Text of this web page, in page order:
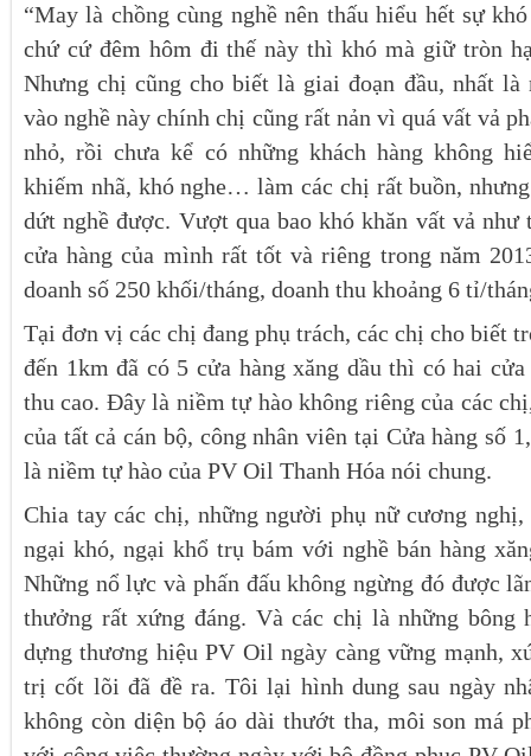
“May là chồng cùng nghề nên thấu hiểu hết sự
chứ cứ đêm hôm đi thế này thì khó mà giữ tròn
Nhưng chị cũng cho biết là giai đoạn đầu, nhất là
vào nghề này chính chị cũng rất nản vì quá vất vả
nhỏ, rồi chưa kể có những khách hàng không
khiếm nhã, khó nghe… làm các chị rất buồn,
dứt nghề được. Vượt qua bao khó khăn vất vả như
cửa hàng của mình rất tốt và riêng trong năm
doanh số 250 khối/tháng, doanh thu khoảng 6 tỉ/
Tại đơn vị các chị đang phụ trách, các chị cho biết
đến 1km đã có 5 cửa hàng xăng dầu thì có hai
thu cao. Đây là niềm tự hào không riêng của các
của tất cả cán bộ, công nhân viên tại Cửa hàng số
là niềm tự hào của PV Oil Thanh Hóa nói chung.
Chia tay các chị, những người phụ nữ cương
ngại khó, ngại khổ trụ bám với nghề bán hàng
Những nổ lực và phấn đấu không ngừng đó được
thưởng rất xứng đáng. Và các chị là những bông
dựng thương hiệu PV Oil ngày càng vững mạnh,
trị cốt lõi đã đề ra. Tôi lại hình dung sau ngày
không còn diện bộ áo dài thướt tha, môi son má